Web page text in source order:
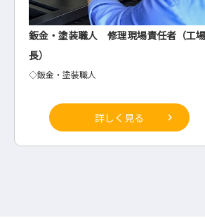
ブライダル業界のドレスコーディネータ
ー
◇ドレスコーディネーター
詳しく見る